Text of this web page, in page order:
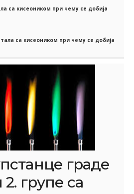
са кисеоником при чему се добија
са кисеоником при чему се добија
граде
2. групе са